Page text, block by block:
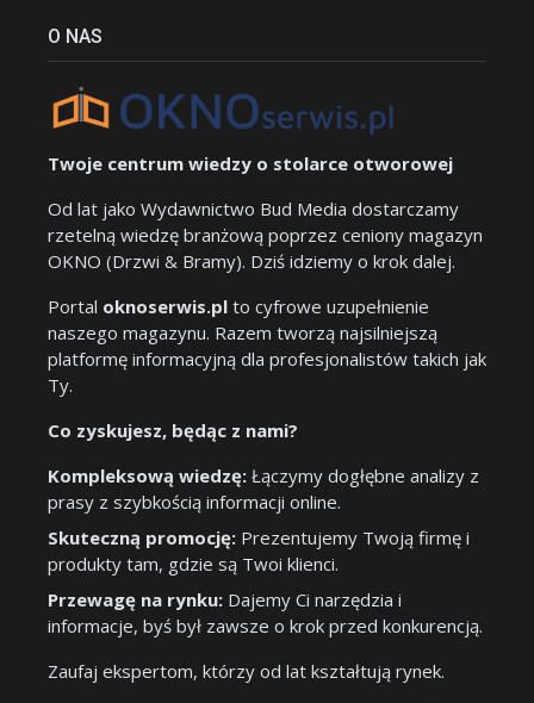
O NAS
Twoje centrum wiedzy o stolarce otworowej
Od lat jako Wydawnictwo Bud Media dostarczamy
rzetelną wiedzę branżową poprzez ceniony magazyn
OKNO (Drzwi & Bramy). Dziś idziemy o krok dalej.
Portal oknoserwis.pl to cyfrowe uzupełnienie
naszego magazynu. Razem tworzą najsilniejszą
platformę informacyjną dla profesjonalistów takich jak
Ty.
Co zyskujesz, będąc z nami?
Kompleksową wiedzę: Łączymy dogłębne analizy z
prasy z szybkością informacji online.
Skuteczną promocję: Prezentujemy Twoją firmę i
produkty tam, gdzie są Twoi klienci.
Przewagę na rynku: Dajemy Ci narzędzia i
informacje, byś był zawsze o krok przed konkurencją.
Zaufaj ekspertom, którzy od lat kształtują rynek.